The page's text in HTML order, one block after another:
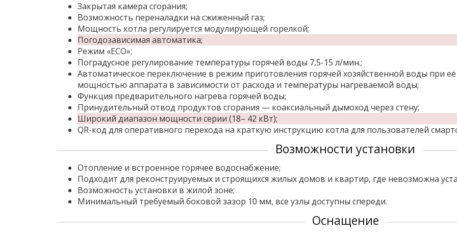
Закрытая камера сгорания;
Возможность переналадки на сжиженный газ;
Мощность котла регулируется модулирующей горелкой;
Погодозависимая автоматика;
Режим «ECO»;
Поградусное регулирование температуры горячей воды 7,5-15 л/мин.;
Автоматическое переключение в режим приготовления горячей хозяйственной воды при
мощностью аппарата в зависимости от расхода и температуры нагреваемой воды;
Функция предварительного нагрева горячей воды;
Принудительный отвод продуктов сгорания — коаксиальный дымоход через стену;
Широкий диапазон мощности серии (18– 42 кВт);
QR-код для оперативного перехода на краткую инструкцию котла для пользователей
Возможности установки
Отопление и встроенное горячее водоснабжение;
Подходит для реконструируемых и строящихся жилых домов и квартир, где невозможна
Возможность установки в жилой зоне;
Минимальный требуемый боковой зазор 10 мм, все узлы доступны спереди.
Оснащение